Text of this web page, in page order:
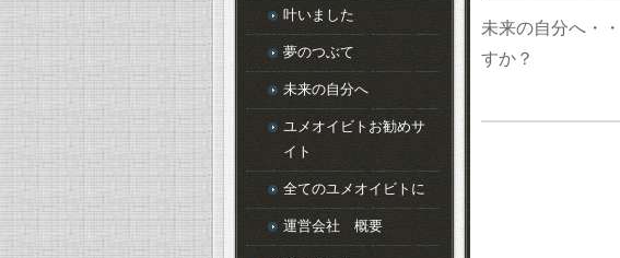
未来の自分へ・
すか？
叶いました
夢のつぶて
未来の自分へ
ユメオイビトお勧めサ
イト
全てのユメオイビトに
運営会社 概要